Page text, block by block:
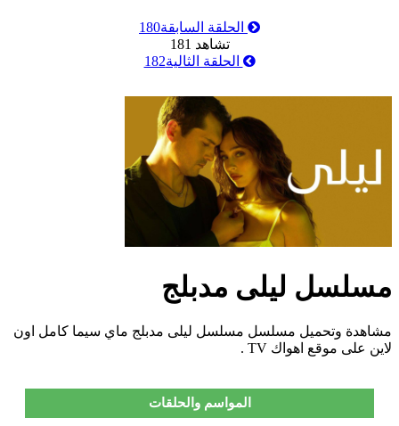
الحلقة السابقة180
تشاهد 181
الحلقة الثالية182
مسلسل ليلى مدبلج
مشاهدة وتحميل مسلسل مسلسل ليلى مدبلج ماي سيما كامل اون
لاين على موقع اهواك TV .
المواسم والحلقات